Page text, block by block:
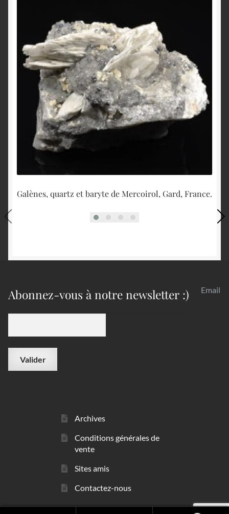
Galènes, quartz et baryte de Mercoirol, Gard, France.
Abonnez-vous à notre newsletter :) Email
Archives
Conditions générales de
vente
Sites amis
Contactez-nous